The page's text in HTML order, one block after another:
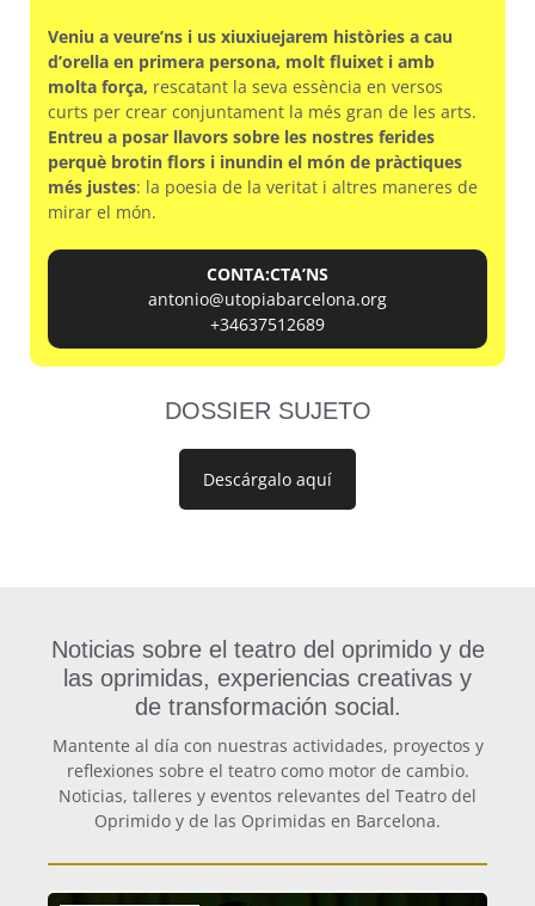
Veniu a veure’ns i us xiuxiuejarem històries a cau
d’orella en primera persona, molt fluixet i amb
molta força, rescatant la seva essència en versos
curts per crear conjuntament la més gran de les arts.
Entreu a posar llavors sobre les nostres ferides
perquè brotin flors i inundin el món de pràctiques
més justes: la poesia de la veritat i altres maneres de
mirar el món.
CONTA:CTA’NS
antonio@utopiabarcelona.org
+34637512689
DOSSIER SUJETO
Descárgalo aquí
Noticias sobre el teatro del oprimido y de
las oprimidas, experiencias creativas y
de transformación social.
Mantente al día con nuestras actividades, proyectos y
reflexiones sobre el teatro como motor de cambio.
Noticias, talleres y eventos relevantes del Teatro del
Oprimido y de las Oprimidas en Barcelona.